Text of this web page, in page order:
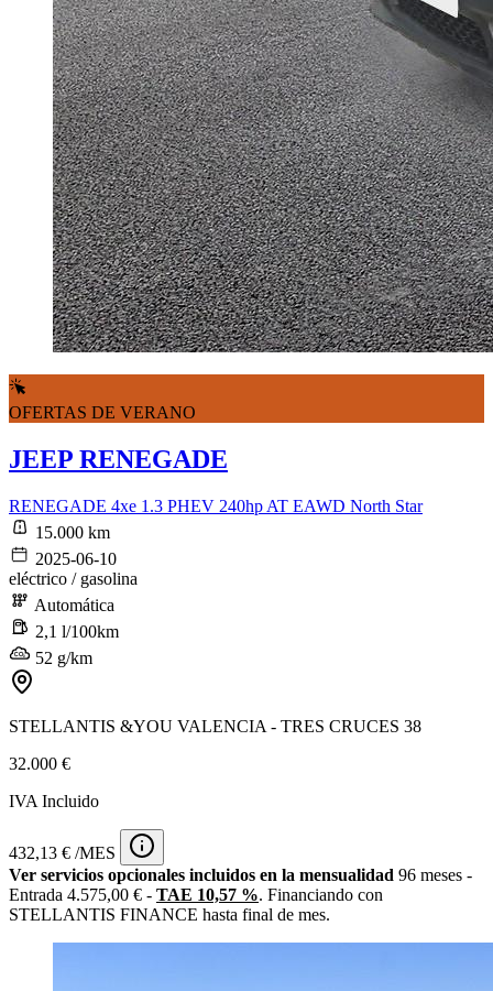
OFERTAS DE VERANO
JEEP RENEGADE
RENEGADE 4xe 1.3 PHEV 240hp AT EAWD North Star
15.000 km
2025-06-10
eléctrico / gasolina
Automática
2,1 l/100km
52 g/km
STELLANTIS &YOU VALENCIA - TRES CRUCES 38
32.000 €
IVA Incluido
432,13 € /MES
Ver servicios opcionales incluidos en la mensualidad 96 meses -
Entrada 4.575,00 € - TAE 10,57 %. Financiando con
STELLANTIS FINANCE hasta final de mes.